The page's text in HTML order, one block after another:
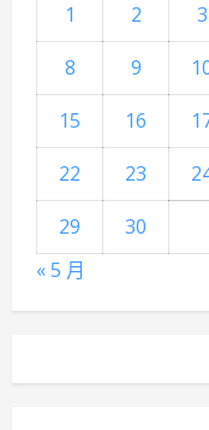
1 2 3
8
9
15
16
22
23
29
30
« 5 月